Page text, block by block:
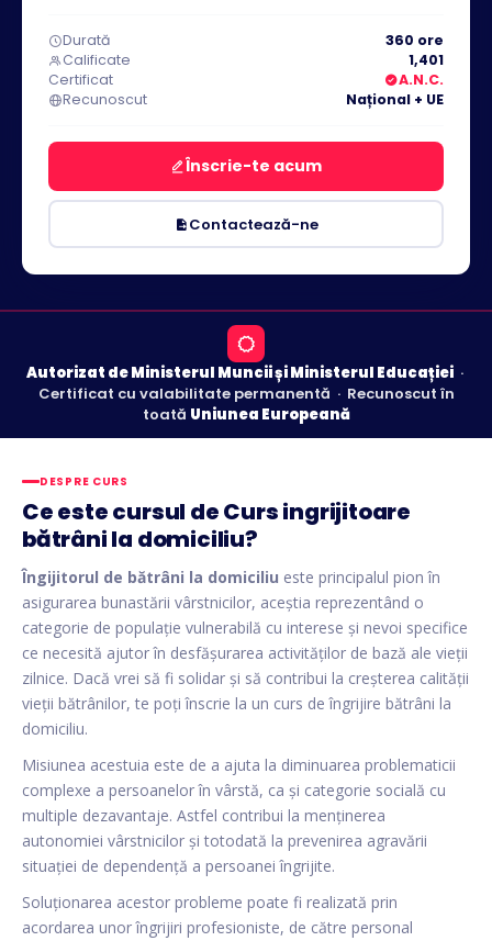
Durată
360 ore
Calificate
1,401
Certificat
A.N.C.
Recunoscut
Național + UE
Înscrie-te acum
Contactează-ne
Autorizat de Ministerul Muncii și Ministerul Educației·
Certificat cu valabilitate permanentă · Recunoscut în
toată Uniunea Europeană
DESPRE CURS
Ce este cursul de Curs ingrijitoare
bătrâni la domiciliu?
Îngijitorul de bătrâni la domiciliu este principalul pion în
asigurarea bunastării vârstnicilor, aceștia reprezentând o
categorie de populație vulnerabilă cu interese și nevoi specifice
ce necesită ajutor în desfășurarea activităților de bază ale vieții
zilnice. Dacă vrei să fi solidar și să contribui la creșterea calității
vieții bătrânilor, te poți înscrie la un curs de îngrijire bătrâni la
domiciliu.
Misiunea acestuia este de a ajuta la diminuarea problematicii
complexe a persoanelor în vârstă, ca și categorie socială cu
multiple dezavantaje. Astfel contribui la menținerea
autonomiei vârstnicilor și totodată la prevenirea agravării
situației de dependență a persoanei îngrijite.
Soluționarea acestor probleme poate fi realizată prin
acordarea unor îngrijiri profesioniste, de către personal